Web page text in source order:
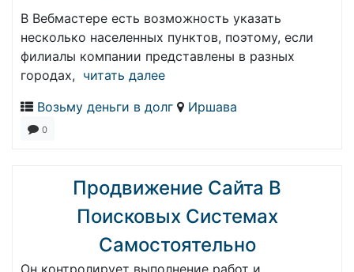
В Вебмастере есть возможность указать
несколько населенных пунктов, поэтому, если
филиалы компании представлены в разных
городах, читать далее
Возьму деньги в долг
Иршава
0
Продвижение Сайта В
Поисковых Системах
Самостоятельно
Он контролирует выполнение работ и